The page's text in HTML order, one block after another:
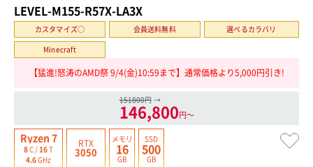
LEVEL-M155-R57X-LA3X
カスタマイズ○ 会員送料無料
選べるカラバリ
Minecraft
【猛進!怒涛のAMD祭 9/4(金)10:59まで】通常価格より5,000円引き!
151800円 →
146,800円〜
Ryzen 7
8C /16T
4.6GHz
RTX
3050
メモリ
16
GB
SSD
500
GB